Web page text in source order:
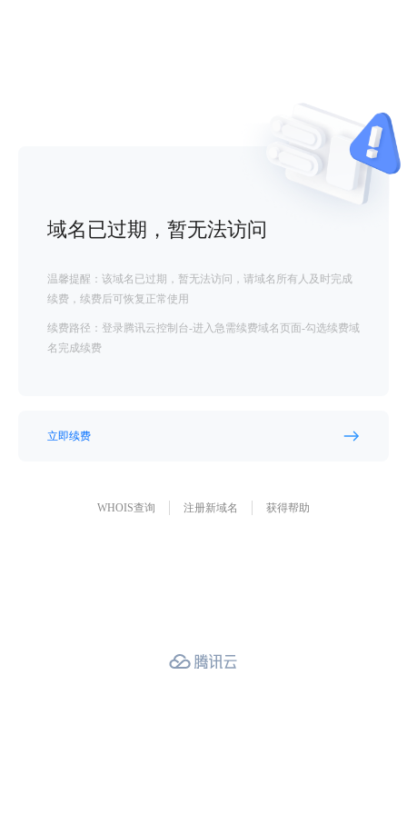
域名已过期，暂无法访问
温馨提醒：该域名已过期，暂无法访问，请域名所有人及时完成
续费，续费后可恢复正常使用
续费路径：登录腾讯云控制台-进入急需续费域名页面-勾选续费域
名完成续费
立即续费
WHOIS查询 注册新域名 获得帮助